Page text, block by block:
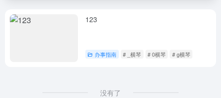
123
办事指南 # _横琴 # 0横琴 # g横琴
没有了